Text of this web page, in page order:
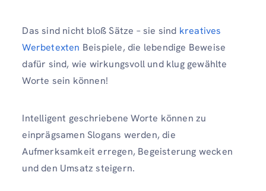
Das sind nicht bloß Sätze – sie sind kreatives
Werbetexten Beispiele, die lebendige Beweise
dafür sind, wie wirkungsvoll und klug gewählte
Worte sein können!
Intelligent geschriebene Worte können zu
einprägsamen Slogans werden, die
Aufmerksamkeit erregen, Begeisterung wecken
und den Umsatz steigern.